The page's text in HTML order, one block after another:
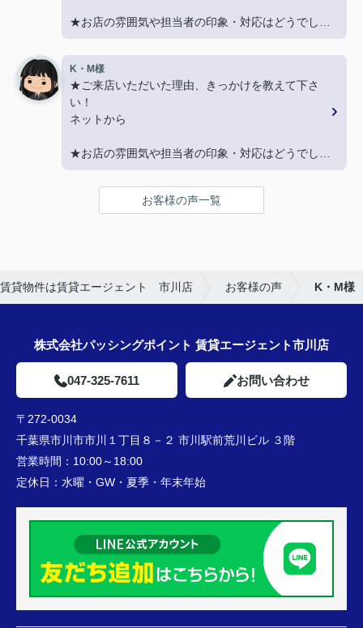
★お店の雰囲気や担当者の印象・対応はどうでした
か？
親切に対応いただき良かったです！
★担当者、または当店に一言お願い致します！
契約まで色々とご対応いただきありがとうございま
した！
K・M様
★ご来店いただいた理由、きっかけを教えて下さ
い！
ネットから
★お店の雰囲気や担当者の印象・対応はどうでした
か？
LINEでのコミュニケーションでやりやすい！
お客様の声一覧
貸物件は賃貸エージェント 市川店 お客様の声 K・M様
株式会社パッシングポイント 賃貸エージェント市川店
047-325-7611 お問い合わせ
〒272-0034
千葉県市川市市川１丁目８－２ 市川駅前荒川ビル ３階
営業時間： 10:00～18:00
定休日： 水曜・GW・夏季・年末年始